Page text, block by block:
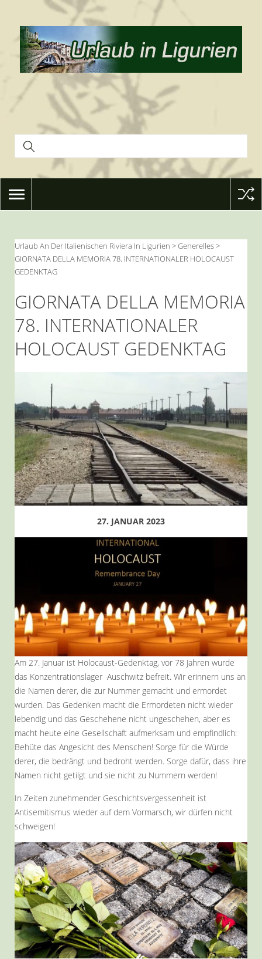
TOGGLE
NAVIGATION
Urlaub An Der Italienischen Riviera In Ligurien >Generelles>
GIORNATA DELLA MEMORIA 78. INTERNATIONALER HOLOCAUST
GEDENKTAG
GIORNATA DELLA MEMORIA
78. INTERNATIONALER
HOLOCAUST GEDENKTAG
27. JANUAR 2023
Am 27. Januar ist Holocaust-Gedenktag, vor 78 Jahren wurde
das Konzentrationslager Auschwitz befreit. Wir erinnern uns an
die Namen derer, die zur Nummer gemacht und ermordet
wurden. Das Gedenken macht die Ermordeten nicht wieder
lebendig und das Geschehene nicht ungeschehen, aber es
macht heute eine Gesellschaft aufmerksam und empfindlich:
Behüte das Angesicht des Menschen! Sorge für die Würde
derer, die bedrängt und bedroht werden. Sorge dafür, dass ihre
Namen nicht getilgt und sie nicht zu Nummern werden!
In Zeiten zunehmender Geschichtsvergessenheit ist
Antisemitismus wieder auf dem Vormarsch, wir dürfen nicht
schweigen!